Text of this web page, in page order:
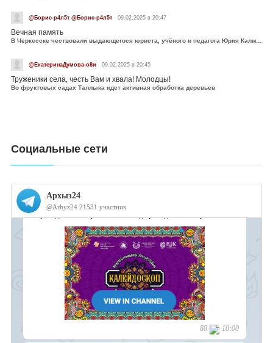
@Борис-р4л5т @Борис-р4л5т 09.02.2025 в 20:47
Вечная память
В Черкесске чествовали выдающегося юриста, учёного и педагога Юрия Калмыкова
@ЕкатеринаДумова-о8и 09.02.2025 в 20:45
Труженики села, честь Вам и хвала! Молодцы!
Во фруктовых садах Таллыка идет активная обработка деревьев
Социальные сети